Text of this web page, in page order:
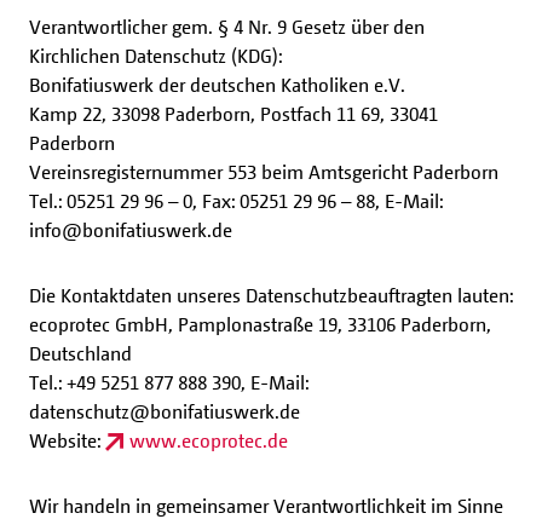
Verantwortlicher gem. § 4 Nr. 9 Gesetz über den
Kirchlichen Datenschutz (KDG):
Bonifatiuswerk der deutschen Katholiken e.V.
Kamp 22, 33098 Paderborn, Postfach 11 69, 33041
Paderborn
Vereinsregisternummer 553 beim Amtsgericht Paderborn
Tel.: 05251 29 96 – 0, Fax: 05251 29 96 – 88, E-Mail:
info@bonifatiuswerk.de
Die Kontaktdaten unseres Datenschutzbeauftragten lauten:
ecoprotec GmbH, Pamplonastraße 19, 33106 Paderborn,
Deutschland
Tel.: +49 5251 877 888 390, E-Mail:
datenschutz@bonifatiuswerk.de
Website:
www.ecoprotec.de
Wir handeln in gemeinsamer Verantwortlichkeit im Sinne